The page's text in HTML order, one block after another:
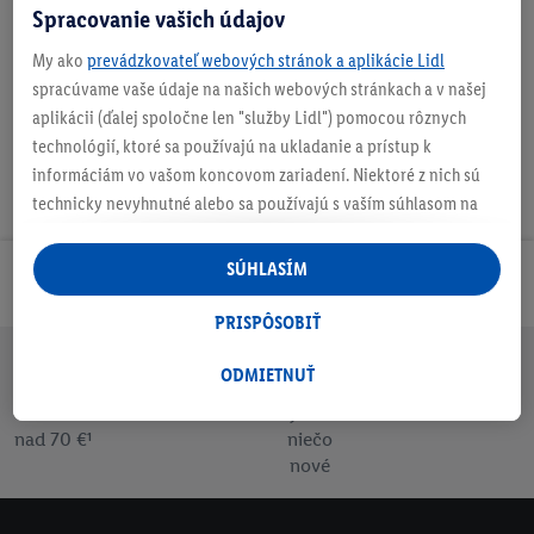
Nastaviť ako obľúbenú
Odoberaj Newsletter!
zadarmo
nad 70 €¹
Vrátenie
Každý
niečo
nové
Spracovanie vašich údajov
My ako prevádzkovateľ webových stránok a aplikácie Lidl
spracúvame vaše údaje na našich webových stránkach a v našej
aplikácii (ďalej spoločne len "služby Lidl") pomocou rôznych
technológií, ktoré sa používajú na ukladanie a prístup k
informáciám vo vašom koncovom zariadení. Niektoré z nich sú
technicky nevyhnutné alebo sa používajú s vaším súhlasom na
personalizovanú reklamu v rámci služieb Lidl aj mimo nich. Ak
ste účastníkom programu Lidl Plus, na tieto účely sa spracúvajú
aj údaje z vášho nákupného správania v obchode.
následne si vytvoríte účet Lidl Plus alebo sa prihlásite do svojho
tiež vytvoriť špeciálny online identifikátor z e-mailovej adresy,
ktorú tam uvediete, aby sme vás mohli rozpoznať v službách
ODMIETNUŤ
PRISPÔSOBIŤ
SÚHLASÍM